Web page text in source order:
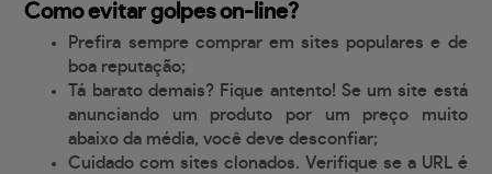
Como evitar golpes on-line?
Prefira sempre comprar em sites populares e de
boa reputação;
Tá barato demais? Fique antento! Se um site está
anunciando um produto por um preço muito
abaixo da média, você deve desconfiar;
Cuidado com sites clonados. Verifique se a URL é